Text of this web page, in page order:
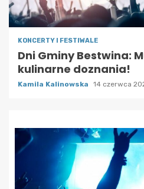
KONCERTY I FESTIWALE
Dni Gminy Bestwina:
kulinarne doznania!
Kamila Kalinowska 14 czerwca